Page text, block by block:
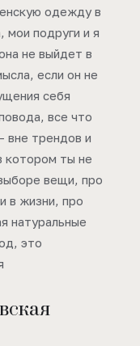
одежду в
мои подруги и я
не выйдет в
если он не
себя
все что
вне трендов и
котором ты не
вещи, про
в жизни, про
натуральные
это